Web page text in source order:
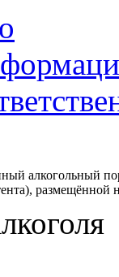
алкогольный
размещённой